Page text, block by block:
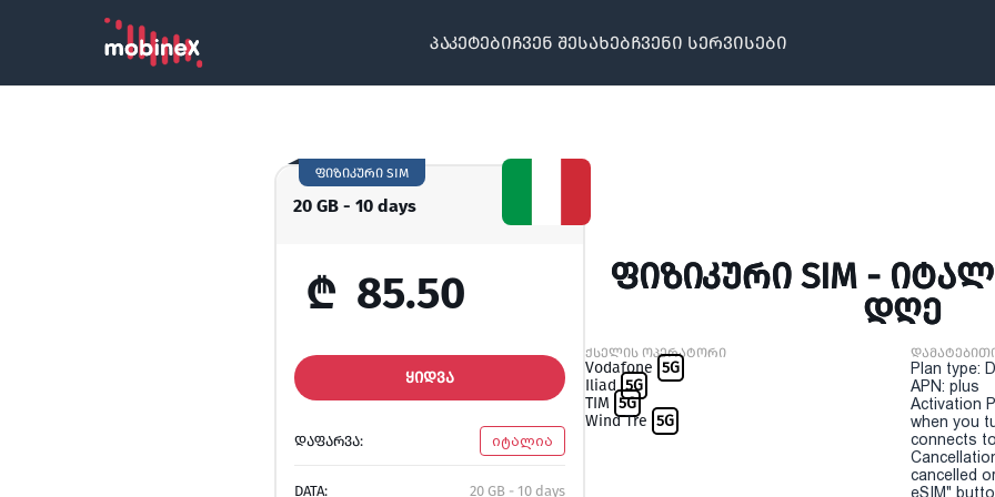
პაკეტებიჩვენ შესახებჩვენი სერვისები
20 GB - 10 days
ფიზიკური SIM
₾ 85.50
ᲧᲘᲓᲕᲐ
ᲓᲐᲤᲐᲠᲕᲐ: იტალია
DATA: 20 GB - 10 days
ᲤᲘᲖᲘᲙᲣᲠᲘ SIM -
ᲓᲦᲔ
ქსელის ოპერატორი
Vodafone 5G
Iliad 5G
TIM 5G
Wind Tre 5G
Plan type:
APN: plus
Activation
when you
connects
cancelled
eSIM"